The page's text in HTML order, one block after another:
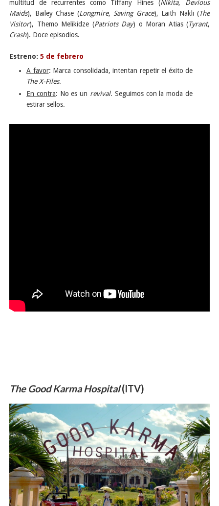
multitud de recurrentes como Tiffany Hines (Nikita, Devious
Maids), Bailey Chase (Longmire, Saving Grace), Laith Nakli (The
Visitor), Themo Melikidze (Patriots Day) o Moran Atias (Tyrant,
Crash). Doce episodios.
Estreno: 5 de febrero
A favor: Marca consolidada, intentan repetir el éxito de
The X-Files.
En contra: No es un revival. Seguimos con la moda de
estirar sellos.
The Good Karma Hospital(ITV)